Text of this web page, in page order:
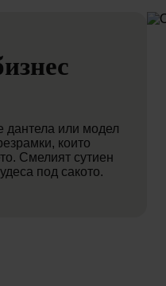
дантела или модел
които
Смелият сутиен
под сакото.